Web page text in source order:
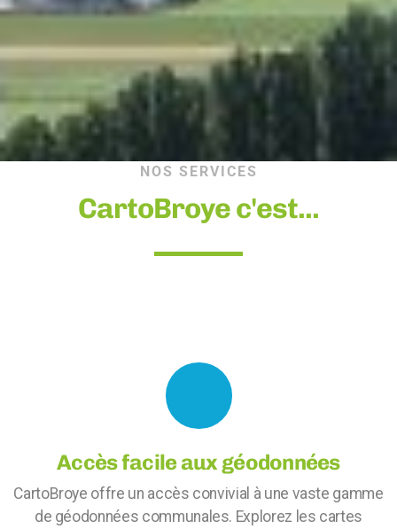
NOS SERVICES
CartoBroye c'est...
Accès facile aux géodonnées
CartoBroye offre un accès convivial à une vaste gamme
de géodonnées communales. Explorez les cartes